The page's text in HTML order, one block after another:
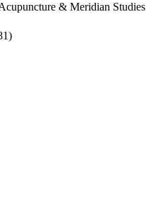
& Meridian Studies